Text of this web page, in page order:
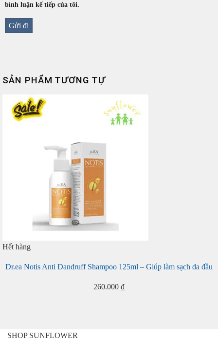
bình luận kế tiếp của tôi.
SẢN PHẨM TƯƠNG TỰ
Hết hàng
Dr.ea Notis Anti Dandruff Shampoo 125ml – Giúp làm sạch da đầu
260.000 ₫
SHOP SUNFLOWER